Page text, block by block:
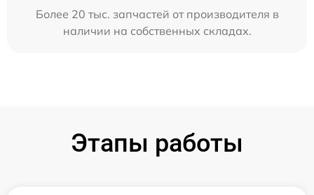
Более 20 тыс. запчастей от производителя в
наличии на собственных складах.
Этапы работы